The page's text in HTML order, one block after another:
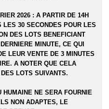
2026 : A PARTIR DE 14H
LES 30 SECONDES POUR LES
DES LOTS BENEFICIANT
MINUTE, CE QUI
LEUR VENTE DE 3 MINUTES
A NOTER QUE CELA
LOTS SUIVANTS.
NE SERA FOURNIE
NON ADAPTES, LE